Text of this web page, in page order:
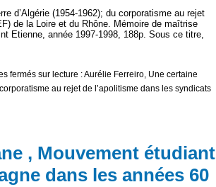
d’Algérie (1954-1962); du corporatisme au rejet
de la Loire et du Rhône. Mémoire de maîtrise
Etienne, année 1997-1998, 188p. Sous ce titre,
fermés sur lecture : Aurélie Ferreiro, Une certaine
au rejet de l’apolitisme dans les syndicats
, Mouvement étudiant
dans les années 60